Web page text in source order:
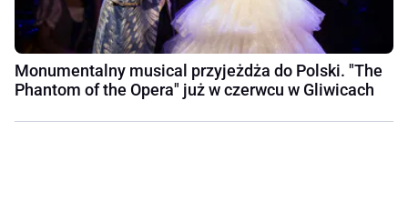
Monumentalny musical przyjeżdża do Polski. "The
Phantom of the Opera" już w czerwcu w Gliwicach